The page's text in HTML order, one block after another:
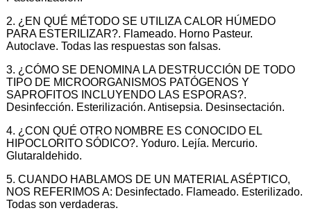
2. ¿EN QUÉ MÉTODO SE UTILIZA CALOR HÚMEDO
PARA ESTERILIZAR?. Flameado. Horno Pasteur.
Autoclave. Todas las respuestas son falsas.
3. ¿CÓMO SE DENOMINA LA DESTRUCCIÓN DE TODO
TIPO DE MICROORGANISMOS PATÓGENOS Y
SAPROFITOS INCLUYENDO LAS ESPORAS?.
Desinfección. Esterilización. Antisepsia. Desinsectación.
4. ¿CON QUÉ OTRO NOMBRE ES CONOCIDO EL
HIPOCLORITO SÓDICO?. Yoduro. Lejía. Mercurio.
Glutaraldehido.
5. CUANDO HABLAMOS DE UN MATERIAL ASÉPTICO,
NOS REFERIMOS A: Desinfectado. Flameado. Esterilizado.
Todas son verdaderas.